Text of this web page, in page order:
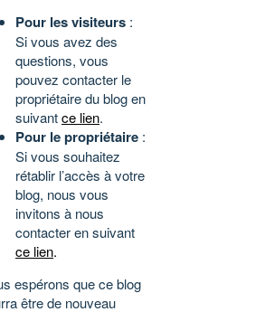
Pour les visiteurs :
Si vous avez des
questions, vous
pouvez contacter le
propriétaire du blog en
suivantce lien.
Pour le propriétaire :
Si vous souhaitez
rétablir l’accès à votre
blog, nous vous
invitons à nous
contacter en suivant
ce lien.
espérons que ce blog
être de nouveau